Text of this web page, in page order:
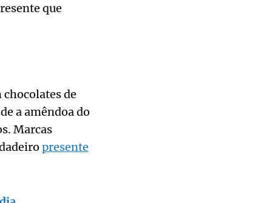
que
de
a amêndoa do
Marcas
presente